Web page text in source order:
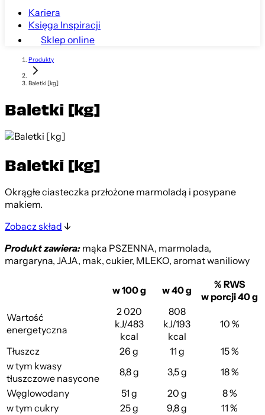
Kariera
Księga Inspiracji
Sklep online
Produkty
Baletki [kg]
Baletki [kg]
Baletki [kg]
Okrągłe ciasteczka przłożone marmoladą i posypane
makiem.
Zobacz skład
Produkt zawiera:mąka PSZENNA, marmolada,
margaryna, JAJA, mak, cukier, MLEKO, aromat waniliowy
w 100 g w 40 g
% RWS
w porcji 40 g
Wartość
energetyczna
2 020
kJ/483
kcal
808
kJ/193
kcal
10 %
Tłuszcz 26 g 11 g
15 %
w tym kwasy
tłuszczowe nasycone
8,8 g 3,5 g
18 %
Węglowodany
51 g 20 g
8 %
w tym cukry
25 g 9,8 g
11 %